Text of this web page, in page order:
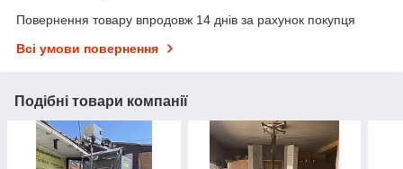
Повернення товару впродовж 14 днів за рахунок покупця
Всі умови повернення
Подібні товари компанії